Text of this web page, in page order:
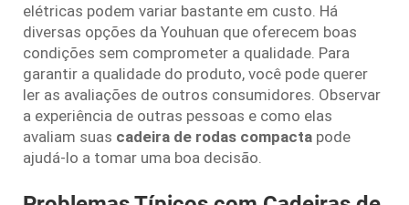
elétricas podem variar bastante em custo. Há
diversas opções da Youhuan que oferecem boas
condições sem comprometer a qualidade. Para
garantir a qualidade do produto, você pode querer
ler as avaliações de outros consumidores. Observar
a experiência de outras pessoas e como elas
avaliam suas cadeira de rodas compacta pode
ajudá-lo a tomar uma boa decisão.